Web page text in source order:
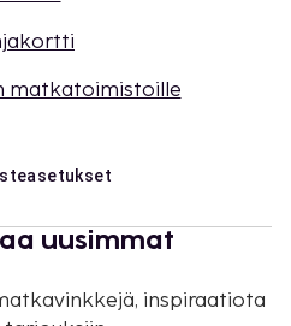
matkatoimistoille
uusimmat
inspiraatiota